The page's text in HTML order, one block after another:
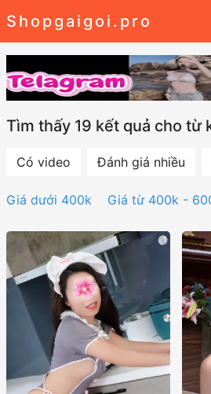
Shopgaigoi.pro
Tìm thấy 19 kết quả cho từ
Có video Đánh giá nhiều
Giá dưới 400k Giá từ 400k -